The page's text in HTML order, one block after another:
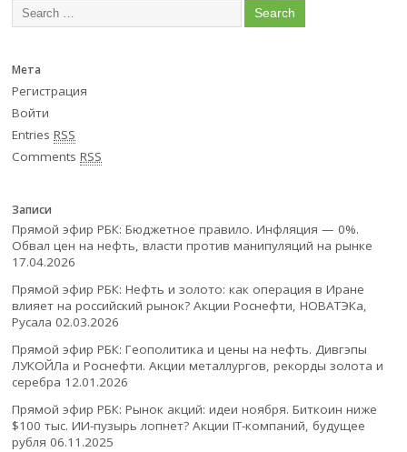
Мета
Регистрация
Войти
EntriesRSS
CommentsRSS
Записи
Прямой эфир РБК: Бюджетное правило. Инфляция — 0%.
Обвал цен на нефть, власти против манипуляций на рынке
17.04.2026
Прямой эфир РБК: Нефть и золото: как операция в Иране
влияет на российский рынок? Акции Роснефти, НОВАТЭКа,
Русала 02.03.2026
Прямой эфир РБК: Геополитика и цены на нефть. Дивгэпы
ЛУКОЙЛа и Роснефти. Акции металлургов, рекорды золота и
серебра 12.01.2026
Прямой эфир РБК: Рынок акций: идеи ноября. Биткоин ниже
$100 тыс. ИИ-пузырь лопнет? Акции IT-компаний, будущее
рубля 06.11.2025